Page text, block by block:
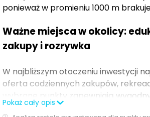
W bezpośrednim sąsiedztwie
Nowoczesne place zabaw i
Szybki dojazd do obwodnicy
W ramach IV etapu inwestycji
komfortowych mieszkań.
czterokondygnacyjne, natomiast
pięć kondygnacji. W projektach
formę architektoniczną oraz
ponieważ w promieniu 1000 m
Ważne miejsca w okolicy:
zakupy i rozrywka
W najbliższym otoczeniu inwestycji
oferta codziennych zakupów,
wybrane punkty zapewniają
samochodem, miejscami także w
Pokaż cały opis